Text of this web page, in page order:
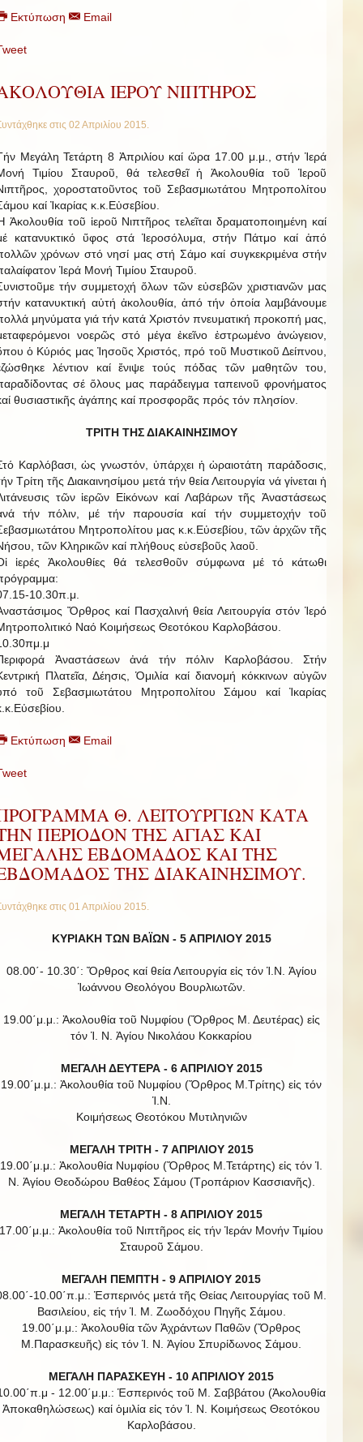
Εκτύπωση Email
ΙΕΡΟΥ ΝΙΠΤΗΡΟΣ
στις 02 Απριλίου 2015.
Μεγάλη Τετάρτη 8 Ἀπριλίου καί ὥρα 17.00 μ.μ., στήν Ἱερά
Τιμίου Σταυροῦ, θά τελεσθεῖ ἡ Ἀκολουθία τοῦ Ἱεροῦ
χοροστατοῦντος τοῦ Σεβασμιωτάτου Μητροπολίτου
καί Ἰκαρίας κ.κ.Εὐσεβίου.
Ἀκολουθία τοῦ ἱεροῦ Νιπτῆρος τελεῖται δραματοποιημένη καί
κατανυκτικό ὕφος στά Ἱεροσόλυμα, στήν Πάτμο καί ἀπό
χρόνων στό νησί μας στή Σάμο καί συγκεκριμένα στήν
Ἱερά Μονή Τιμίου Σταυροῦ.
τήν συμμετοχή ὅλων τῶν εὐσεβῶν χριστιανῶν μας
κατανυκτική αὐτή ἀκολουθία, ἀπό τήν ὁποία λαμβάνουμε
μηνύματα γιά τήν κατά Χριστόν πνευματική προκοπή μας,
νοερῶς στό μέγα ἐκεῖνο ἐστρωμένο ἀνώγειον,
ὁ Κύριός μας Ἰησοῦς Χριστός, πρό τοῦ Μυστικοῦ Δείπνου,
λέντιον καί ἔνιψε τούς πόδας τῶν μαθητῶν του,
σέ ὅλους μας παράδειγμα ταπεινοῦ φρονήματος
θυσιαστικῆς ἀγάπης καί προσφορᾶς πρός τόν πλησίον.
ΤΡΙΤΗ ΤΗΣ ΔΙΑΚΑΙΝΗΣΙΜΟΥ
Καρλόβασι, ὡς γνωστόν, ὑπάρχει ἡ ὡραιοτάτη παράδοσις,
Τρίτη τῆς Διακαινησίμου μετά τήν θεία Λειτουργία νά γίνεται ἡ
τῶν ἱερῶν Εἰκόνων καί Λαβάρων τῆς Ἀναστάσεως
τήν πόλιν, μέ τήν παρουσία καί τήν συμμετοχήν τοῦ
Μητροπολίτου μας κ.κ.Εὐσεβίου, τῶν ἀρχῶν τῆς
τῶν Κληρικῶν καί πλήθους εὐσεβοῦς λαοῦ.
ἱερές Ἀκολουθίες θά τελεσθοῦν σύμφωνα μέ τό κάτωθι
10.30π.μ.
Ὄρθρος καί Πασχαλινή θεία Λειτουργία στόν Ἱερό
Ναό Κοιμήσεως Θεοτόκου Καρλοβάσου.
Ἀναστάσεων ἀνά τήν πόλιν Καρλοβάσου. Στήν
Πλατεῖα, Δέησις, Ὁμιλία καί διανομή κόκκινων αὐγῶν
τοῦ Σεβασμιωτάτου Μητροπολίτου Σάμου καί Ἰκαρίας
Εκτύπωση Email
Θ. ΛΕΙΤΟΥΡΓΙΩΝ ΚΑΤΑ
ΠΕΡΙΟΔΟΝ ΤΗΣ ΑΓΙΑΣ ΚΑΙ
ΕΒΔΟΜΑΔΟΣ ΚΑΙ ΤΗΣ
ΤΗΣ ΔΙΑΚΑΙΝΗΣΙΜΟΥ.
στις 01 Απριλίου 2015.
ΚΥΡΙΑΚΗ ΤΩΝ ΒΑΪΩΝ - 5 ΑΠΡΙΛΙΟΥ 2015
08.00΄- 10.30΄: Ὄρθρος καί θεία Λειτουργία εἰς τόν Ἱ.Ν. Ἁγίου
Ἰωάννου Θεολόγου Βουρλιωτῶν.
19.00΄μ.μ.: Ἀκολουθία τοῦ Νυμφίου (Ὄρθρος Μ. Δευτέρας) εἰς
τόν Ἱ. Ν. Ἁγίου Νικολάου Κοκκαρίου
ΜΕΓΑΛΗ ΔΕΥΤΕΡΑ - 6 ΑΠΡΙΛΙΟΥ 2015
19.00΄μ.μ.: Ἀκολουθία τοῦ Νυμφίου (Ὄρθρος Μ.Τρίτης) εἰς τόν
Ἱ.Ν.
Κοιμήσεως Θεοτόκου Μυτιληνιῶν
ΜΕΓΑΛΗ ΤΡΙΤΗ - 7 ΑΠΡΙΛΙΟΥ 2015
19.00΄μ.μ.: Ἀκολουθία Νυμφίου (Ὄρθρος Μ.Τετάρτης) εἰς τόν Ἱ.
Ν. Ἁγίου Θεοδώρου Βαθέος Σάμου (Τροπάριον Κασσιανῆς).
ΜΕΓΑΛΗ ΤΕΤΑΡΤΗ - 8 ΑΠΡΙΛΙΟΥ 2015
17.00΄μ.μ.: Ἀκολουθία τοῦ Νιπτῆρος εἰς τήν Ἱεράν Μονήν Τιμίου
Σταυροῦ Σάμου.
ΜΕΓΑΛΗ ΠΕΜΠΤΗ - 9 ΑΠΡΙΛΙΟΥ 2015
10.00΄π.μ.: Ἑσπερινός μετά τῆς Θείας Λειτουργίας τοῦ Μ.
Βασιλείου, εἰς τήν Ἱ. Μ. Ζωοδόχου Πηγῆς Σάμου.
19.00΄μ.μ.: Ἀκολουθία τῶν Ἀχράντων Παθῶν (Ὄρθρος
Μ.Παρασκευῆς) εἰς τόν Ἱ. Ν. Ἁγίου Σπυρίδωνος Σάμου.
ΜΕΓΑΛΗ ΠΑΡΑΣΚΕΥΗ - 10 ΑΠΡΙΛΙΟΥ 2015
- 12.00΄μ.μ.: Ἑσπερινός τοῦ Μ. Σαββάτου (Ἀκολουθία
Ἀποκαθηλώσεως) καί ὁμιλία εἰς τόν Ἱ. Ν. Κοιμήσεως Θεοτόκου
Καρλοβάσου.